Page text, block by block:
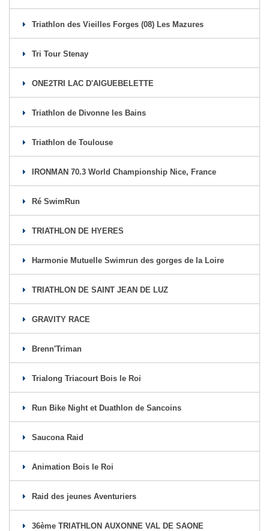
Triathlon des Vieilles Forges (08) Les Mazures
Tri Tour Stenay
ONE2TRI LAC D'AIGUEBELETTE
Triathlon de Divonne les Bains
Triathlon de Toulouse
IRONMAN 70.3 World Championship Nice, France
Ré SwimRun
TRIATHLON DE HYERES
Harmonie Mutuelle Swimrun des gorges de la Loire
TRIATHLON DE SAINT JEAN DE LUZ
GRAVITY RACE
Brenn'Triman
Trialong Triacourt Bois le Roi
Run Bike Night et Duathlon de Sancoins
Saucona Raid
Animation Bois le Roi
Raid des jeunes Aventuriers
36ème TRIATHLON AUXONNE VAL DE SAONE